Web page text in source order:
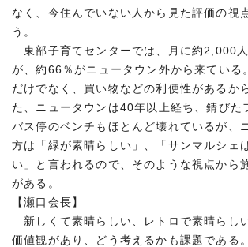
なく、今住んでいない人から見た評価の視
う。
東部子育てセンターでは、月に約2,000
が、約66％がニュータウン外から来ている
だけでなく、買い物などの利便性があるか
た、ニュータウンは40年以上経ち、錆びた
バス停のベンチもほとんど壊れているが、
方は「緑が素晴らしい」、「サンマルシェ
い」と言われるので、そのような視点から
がある。
【瀬口会長】
新しくて素晴らしい、レトロで素晴らし
価値観があり、どう考えるかも課題である。